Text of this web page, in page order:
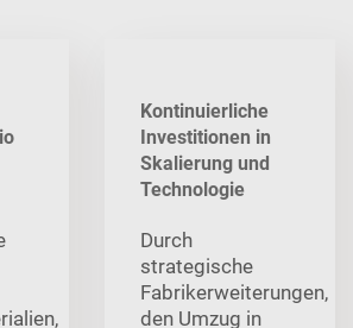
Kontinuierliche
Investitionen in
Skalierung und
Technologie
Durch
strategische
Fabrikerweiterungen,
den Umzug in